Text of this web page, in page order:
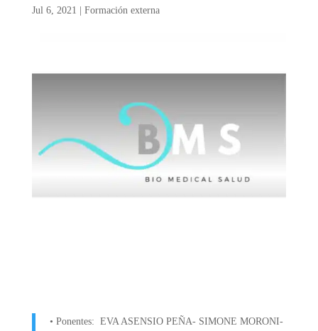
Jul 6, 2021 Formación externa
• Ponentes: EVA ASENSIO PEÑA- SIMONE MORONI-